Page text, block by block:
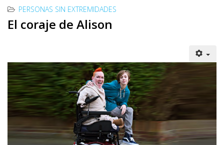
PERSONAS SIN EXTREMIDADES
El coraje de Alison